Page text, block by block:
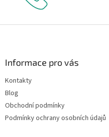
Informace pro vás
Kontakty
Blog
Obchodní podmínky
Podmínky ochrany osobních údajů